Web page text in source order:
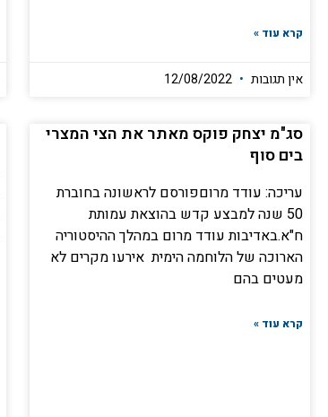
קרא עוד »
אין תגובות
סג"מ יצחק פוקס מאתר את הצי המצרי
בים סוף
עריכה: עודד מרוםפורסם לראשונה בחוברת
50 שנה למבצע קדש בהוצאת עמותת
ח"א.באדיבות עודד מרום במהלך ההיסטוריה
הארוכה של הלוחמה הימית אירעו מקרים לא
מעטים בהם
קרא עוד »